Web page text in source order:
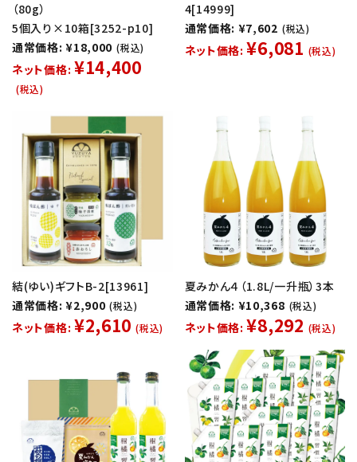
（80g）
5個入り×10箱[3252-p10]
通常価格: ¥18,000 (税込)
ネット価格: ¥14,400
(税込)
4[14999]
通常価格: ¥7,602 (税込)
ネット価格: ¥6,081 (税込)
結(ゆい)ギフトB-2[13961]
通常価格: ¥2,900 (税込)
ネット価格: ¥2,610 (税込)
夏みかん４（1.8L/一升瓶）3本
通常価格: ¥10,368 (税込)
ネット価格: ¥8,292 (税込)